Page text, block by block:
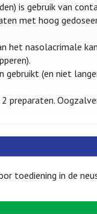
is gebruik van
met hoog
het nasolacrimale
gebruikt (en niet
preparaten.
toediening in de